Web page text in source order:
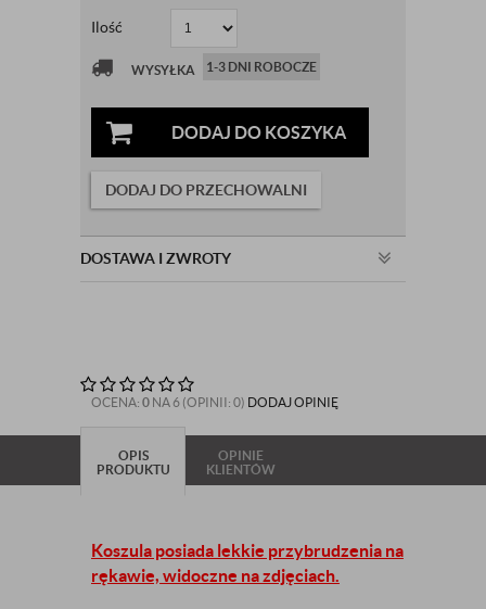
Ilość
WYSYŁKA 1-3 DNI ROBOCZE
DODAJ DO KOSZYKA
DODAJ DO PRZECHOWALNI
DOSTAWA I ZWROTY
OCENA: 0 NA 6 (OPINII: 0) DODAJ OPINIĘ
OPIS
PRODUKTU
OPINIE
KLIENTÓW
Koszula posiada lekkie przybrudzenia na
rękawie, widoczne na zdjęciach.